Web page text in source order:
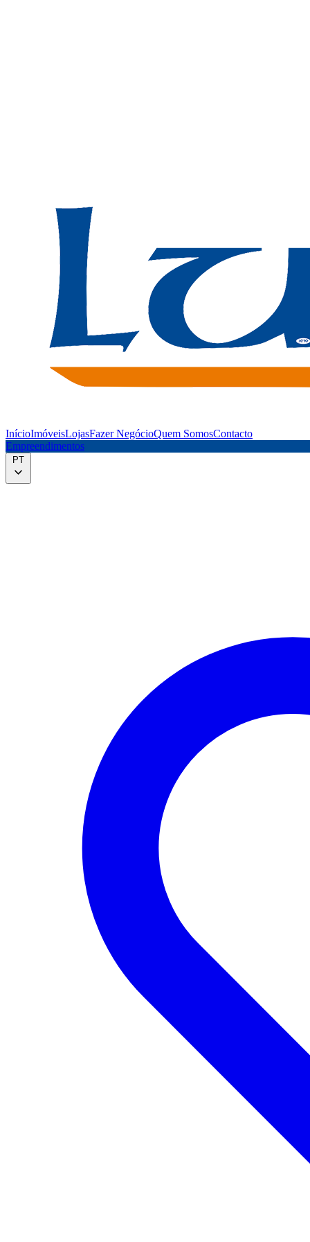
InícioImóveisLojasFazer NegócioQuem SomosContacto
Empreendimentos